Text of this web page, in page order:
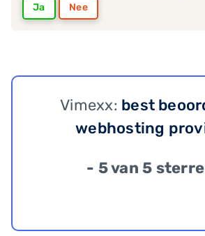
Ja Nee
Vimexx: best
webhosting
- 5 van 5